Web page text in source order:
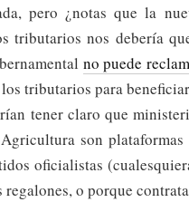
pero ¿notas que la
tributarios nos debería
no puede
tributarios para
tener claro que
son plataformas
oficialistas
o porque